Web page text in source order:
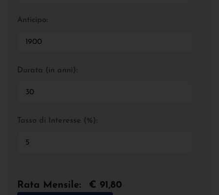
Anticipo:
Durata (in anni):
Tasso di Interesse (%):
Rata Mensile: € 91,80